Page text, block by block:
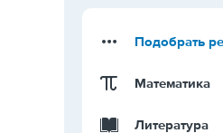
Подобрать
Математика
Литература